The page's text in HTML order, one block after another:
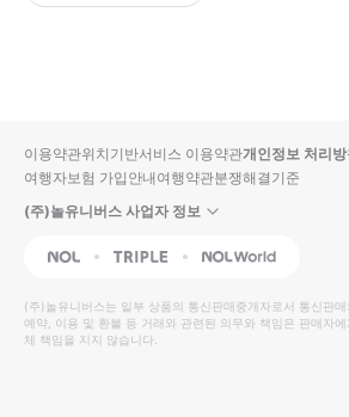
입니
다.
높
은
순
동
영
상
순
상
이용약관위치기반서비스 이용약관개인정보 처리방
여행자보험 가입안내여행약관분쟁해결기준
(주)놀유니버스 사업자 정보
NOL Triple Interpark Global
(주)놀유니버스는 일부 상품의 통신판매중개자로서 통신판
예약, 이용 및 환불 등 거래와 관련된 의무와 책임은 판매자에
체 책임을 지지 않습니다.